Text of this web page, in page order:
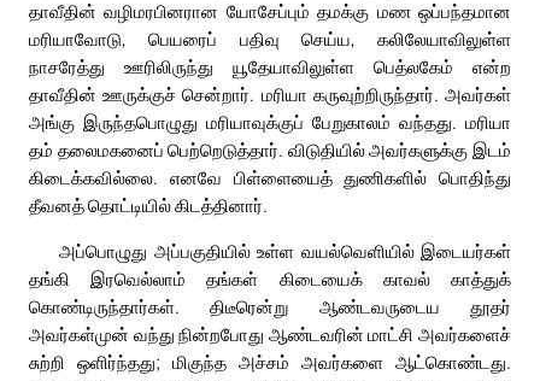
தாவீதின் வழிமரபினரான யோசேப்பும் தமக்கு மண ஒப்பந்தமான
மரியாவோடு, பெயரைப் பதிவு செய்ய, கலிலேயாவிலுள்ள
நாசரேத்து ஊரிலிருந்து யூதேயாவிலுள்ள பெத்லகேம் என்ற
தாவீதின் ஊருக்குச் சென்றார். மரியா கருவுற்றிருந்தார். அவர்கள்
அங்கு இருந்தபொழுது மரியாவுக்குப் பேறுகாலம் வந்தது. மரியா
தம் தலைமகனைப் பெற்றெடுத்தார். விடுதியில் அவர்களுக்கு இடம்
கிடைக்கவில்லை. எனவே பிள்ளையைத் துணிகளில் பொதிந்து
தீவனத் தொட்டியில் கிடத்தினார்.
அப்பொழுது அப்பகுதியில் உள்ள வயல்வெளியில் இடையர்கள்
தங்கி இரவெல்லாம் தங்கள் கிடையைக் காவல் காத்துக்
கொண்டிருந்தார்கள். திடீரென்று ஆண்டவருடைய தூதர்
அவர்கள்முன் வந்து நின்றபோது ஆண்டவரின் மாட்சி அவர்களைச்
சுற்றி ஒளிர்ந்தது; மிகுந்த அச்சம் அவர்களை ஆட்கொண்டது.